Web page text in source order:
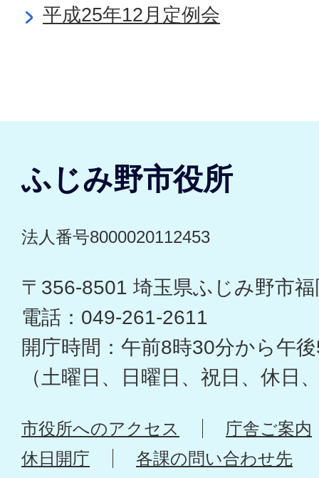
平成25年12月定例会
ふじみ野市役所
法人番号8000020112453
〒356-8501 埼玉県ふじみ野市
電話：049-261-2611
開庁時間：午前8時30分から午
（土曜日、日曜日、祝日、休日
市役所へのアクセス
庁舎ご案内
休日開庁
各課の問い合わせ先